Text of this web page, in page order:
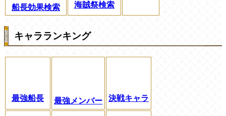
船長効果検索 海賊祭検索
キャラランキング
最強船長 最強メンバー 決戦キャラ